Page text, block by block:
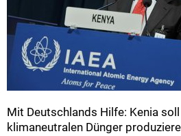
Mit Deutschlands Hilfe: Kenia
klimaneutralen Dünger